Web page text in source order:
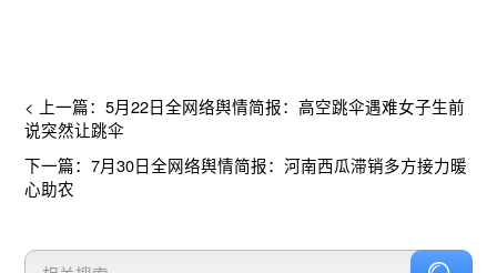
< 上一篇：5月22日全网络舆情简报：高空跳伞遇难女子生前
说突然让跳伞
下一篇：7月30日全网络舆情简报：河南西瓜滞销多方接力暖
心助农